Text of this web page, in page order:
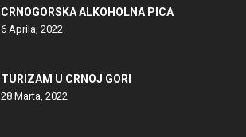
CRNOGORSKA ALKOHOLNA PICA
6 Aprila, 2022
TURIZAM U CRNOJ GORI
28 Marta, 2022